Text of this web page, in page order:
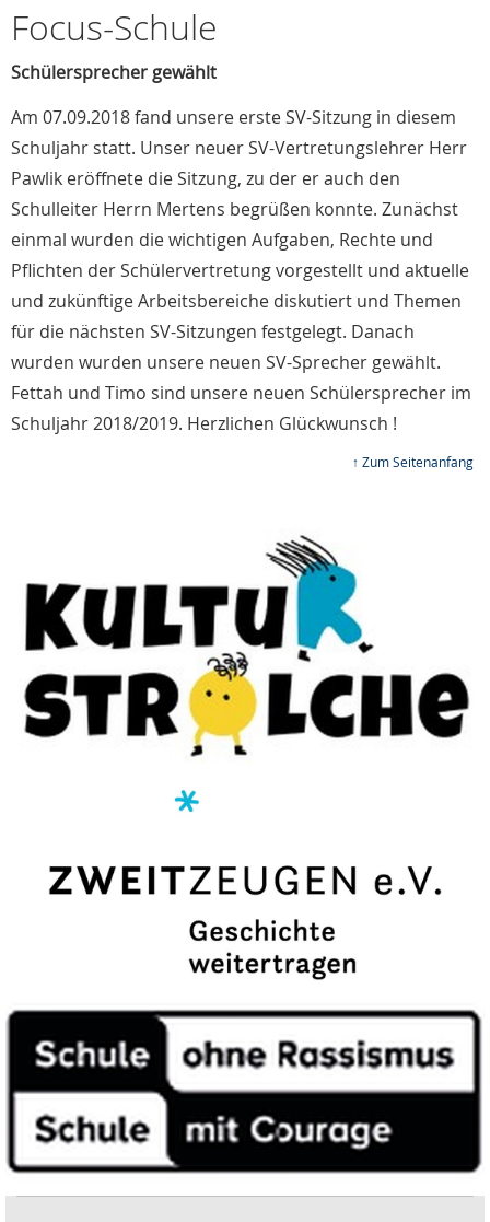
Focus-Schule
Schülersprecher gewählt
Am 07.09.2018 fand unsere erste SV-Sitzung in diesem
Schuljahr statt. Unser neuer SV-Vertretungslehrer Herr
Pawlik eröffnete die Sitzung, zu der er auch den
Schulleiter Herrn Mertens begrüßen konnte. Zunächst
einmal wurden die wichtigen Aufgaben, Rechte und
Pflichten der Schülervertretung vorgestellt und aktuelle
und zukünftige Arbeitsbereiche diskutiert und Themen
für die nächsten SV-Sitzungen festgelegt. Danach
wurden wurden unsere neuen SV-Sprecher gewählt.
Fettah und Timo sind unsere neuen Schülersprecher im
Schuljahr 2018/2019. Herzlichen Glückwunsch !
↑ Zum Seitenanfang